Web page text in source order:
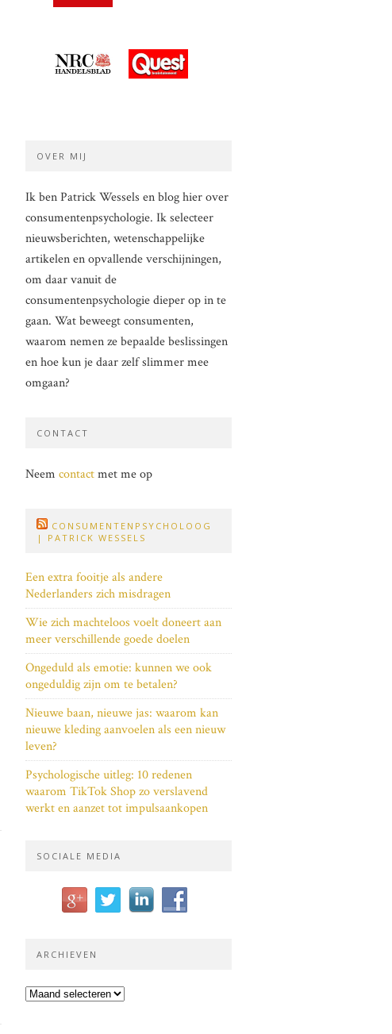
OVER MIJ
Ik ben Patrick Wessels en blog hier over
consumentenpsychologie. Ik selecteer
nieuwsberichten, wetenschappelijke
artikelen en opvallende verschijningen,
om daar vanuit de
consumentenpsychologie dieper op in te
gaan. Wat beweegt consumenten,
waarom nemen ze bepaalde beslissingen
en hoe kun je daar zelf slimmer mee
omgaan?
CONTACT
Neem contactmet me op
CONSUMENTENPSYCHOLOOG
| PATRICK WESSELS
Een extra fooitje als andere
Nederlanders zich misdragen
Wie zich machteloos voelt doneert aan
meer verschillende goede doelen
Ongeduld als emotie: kunnen we ook
ongeduldig zijn om te betalen?
Nieuwe baan, nieuwe jas: waarom kan
nieuwe kleding aanvoelen als een nieuw
leven?
Psychologische uitleg: 10 redenen
waarom TikTok Shop zo verslavend
werkt en aanzet tot impulsaankopen
SOCIALE MEDIA
ARCHIEVEN
Archieven